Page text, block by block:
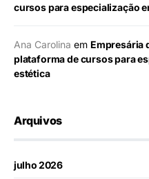
cursos para especialização
Ana Carolina em Empresária
plataforma de cursos para
estética
Arquivos
julho 2026